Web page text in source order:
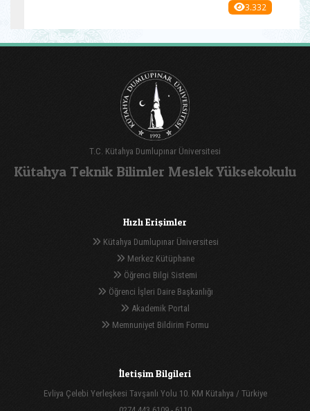
3.332
T.C. Kütahya Dumlupınar Üniversitesi
Kütahya Teknik Bilimler Meslek Yüksekokulu
Hızlı Erişimler
Kütahya Dumlupınar Üniversitesi
Merkez Kütüphane
Öğrenci Bilgi Sistemi
Öğrenci İşleri Daire Başkanlığı
Akademik Portal
Memnuniyet Bildirim Formu
İletişim Bilgileri
Evliya Çelebi Yerleşkesi Tavşanlı Yolu 10. KM Kütahya / Türkiye